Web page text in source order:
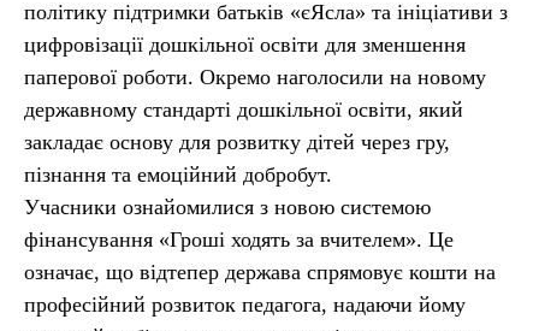
політику підтримки батьків «єЯсла» та ініціативи з
цифровізації дошкільної освіти для зменшення
паперової роботи. Окремо наголосили на новому
державному стандарті дошкільної освіти, який
закладає основу для розвитку дітей через гру,
пізнання та емоційний добробут.
Учасники ознайомилися з новою системою
фінансування «Гроші ходять за вчителем». Це
означає, що відтепер держава спрямовує кошти на
професійний розвиток педагога, надаючи йому